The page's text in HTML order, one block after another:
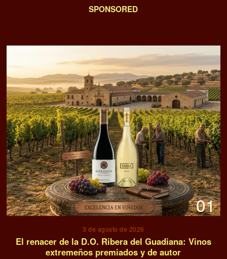
SPONSORED
01
3 de agosto de 2026
El renacer de la D.O. Ribera del Guadiana: Vinos
extremeños premiados y de autor